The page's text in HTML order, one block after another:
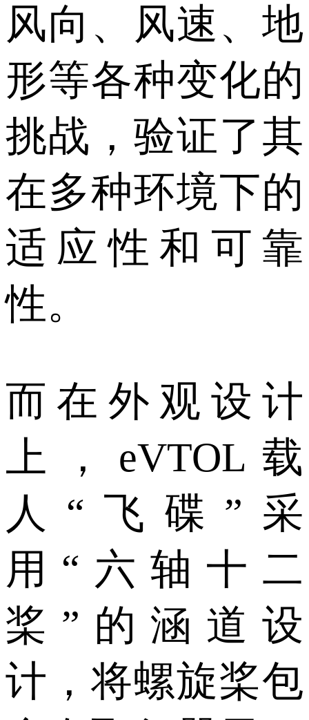
风向、风速、地
形等各种变化的
挑战，验证了其
在多种环境下的
适应性和可靠
性。
而在外观设计
上，eVTOL载
人“飞碟”采
用“六轴十二
桨”的涵道设
计，将螺旋桨包